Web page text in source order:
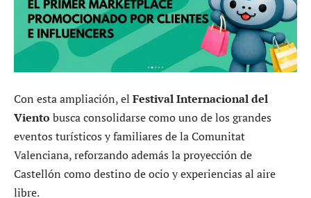
Con esta ampliación, el Festival Internacional del
Viento busca consolidarse como uno de los grandes
eventos turísticos y familiares de la Comunitat
Valenciana, reforzando además la proyección de
Castellón como destino de ocio y experiencias al aire
libre.